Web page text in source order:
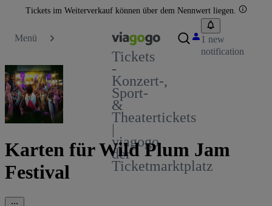
Tickets im Weiterverkauf können über dem Nennwert liegen.
Menü
Tickets
-
Konzert-,
Sport-
&
Theatertickets
|
viagogo
der
Ticketmarktplatz
1 new
notification
Karten für Wild Plum Jam
Festival